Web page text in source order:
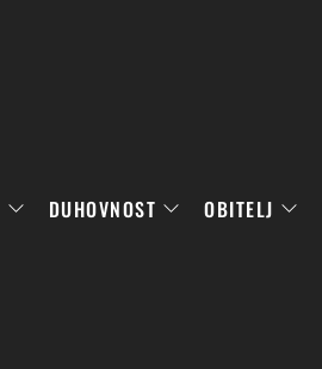
DUHOVNOST OBITELJ